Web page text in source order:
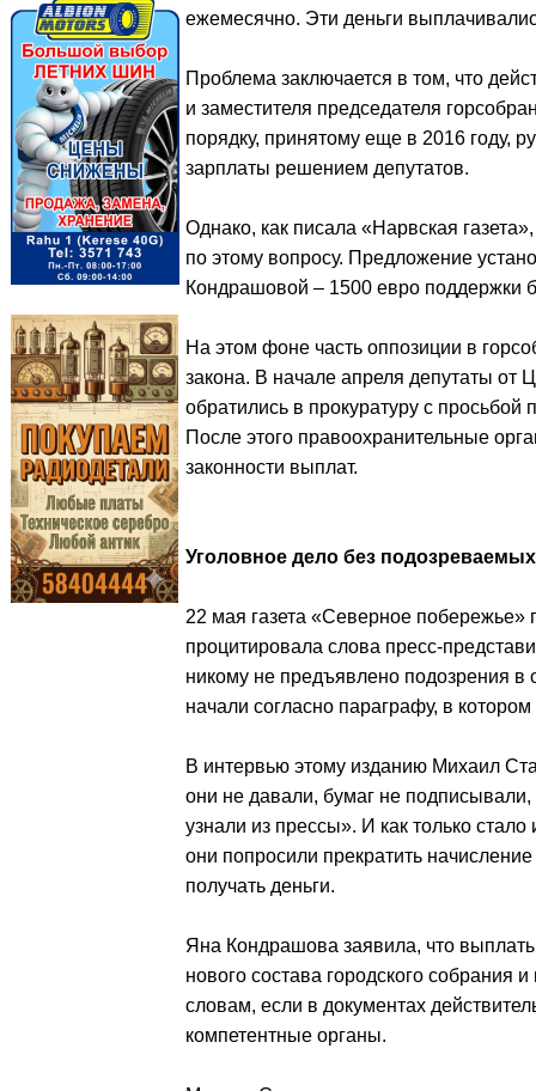
ежемесячно. Эти деньги
Проблема заключается в том, что
и заместителя председателя
порядку, принятому еще в 2016 году,
зарплаты решением депутатов.
Однако, как писала «Нарвская
по этому вопросу. Предложение
Кондрашовой – 1500 евро поддержки
На этом фоне часть оппозиции в
закона. В начале апреля депутаты от
обратились в прокуратуру с просьбой
После этого правоохранительные
законности выплат.
Уголовное дело без подозреваемых
22 мая газета «Северное побережье»
процитировала слова пресс-
никому не предъявлено подозрения в
начали согласно параграфу, в
В интервью этому изданию Михаил
они не давали, бумаг не
узнали из прессы». И как только
они попросили прекратить
получать деньги.
Яна Кондрашова заявила, что
нового состава городского собрания
словам, если в документах
компетентные органы.